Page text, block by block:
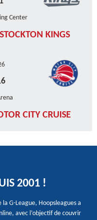
Center
KINGS
CITY CRUISE
2001 !
G-League, Hoopsleagues a
avec l’objectif de couvrir